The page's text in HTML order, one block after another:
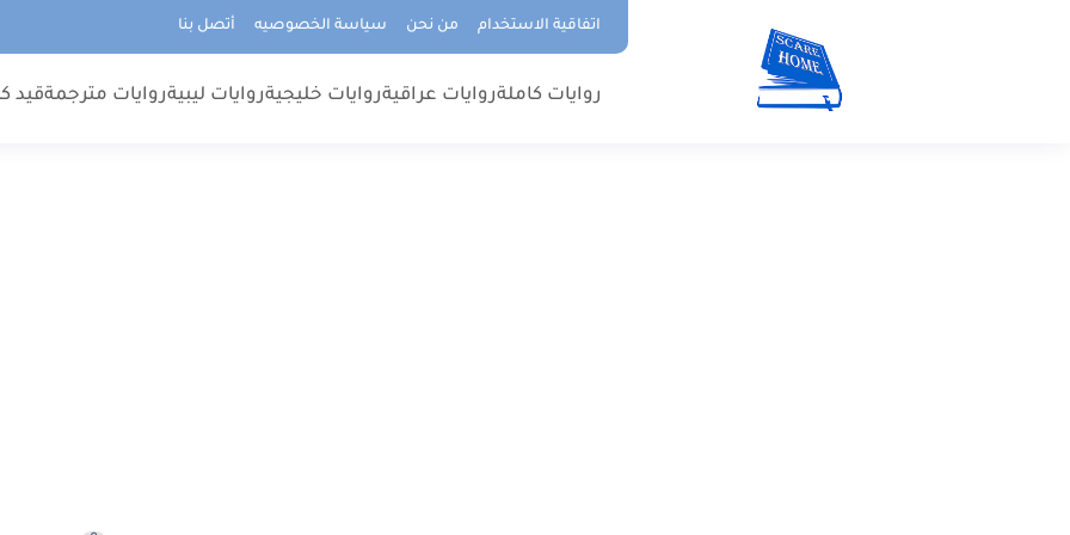
اتفاقية الاستخدام من نحن سياسة الخصوصيه أتصل بنا
روايات كاملةروايات عراقيةروايات خليجيةروايات ليبيةروايات مترجمةقيد